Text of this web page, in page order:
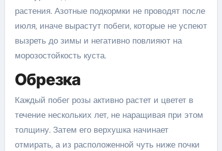
растения. Азотные подкормки не проводят после
июля, иначе вырастут побеги, которые не успеют
вызреть до зимы и негативно повлияют на
морозостойкость куста.
Обрезка
Каждый побег розы активно растет и цветет в
течение нескольких лет, не наращивая при этом
толщину. Затем его верхушка начинает
отмирать, а из расположенной чуть ниже почки